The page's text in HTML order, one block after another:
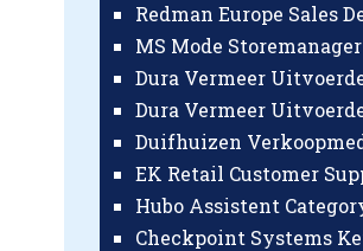
MS Mode Storemanager